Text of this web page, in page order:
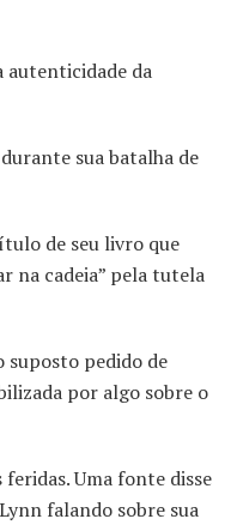
autenticidade da
sua batalha de
de seu livro que
na cadeia” pela tutela
suposto pedido de
por algo sobre o
Uma fonte disse
falando sobre sua